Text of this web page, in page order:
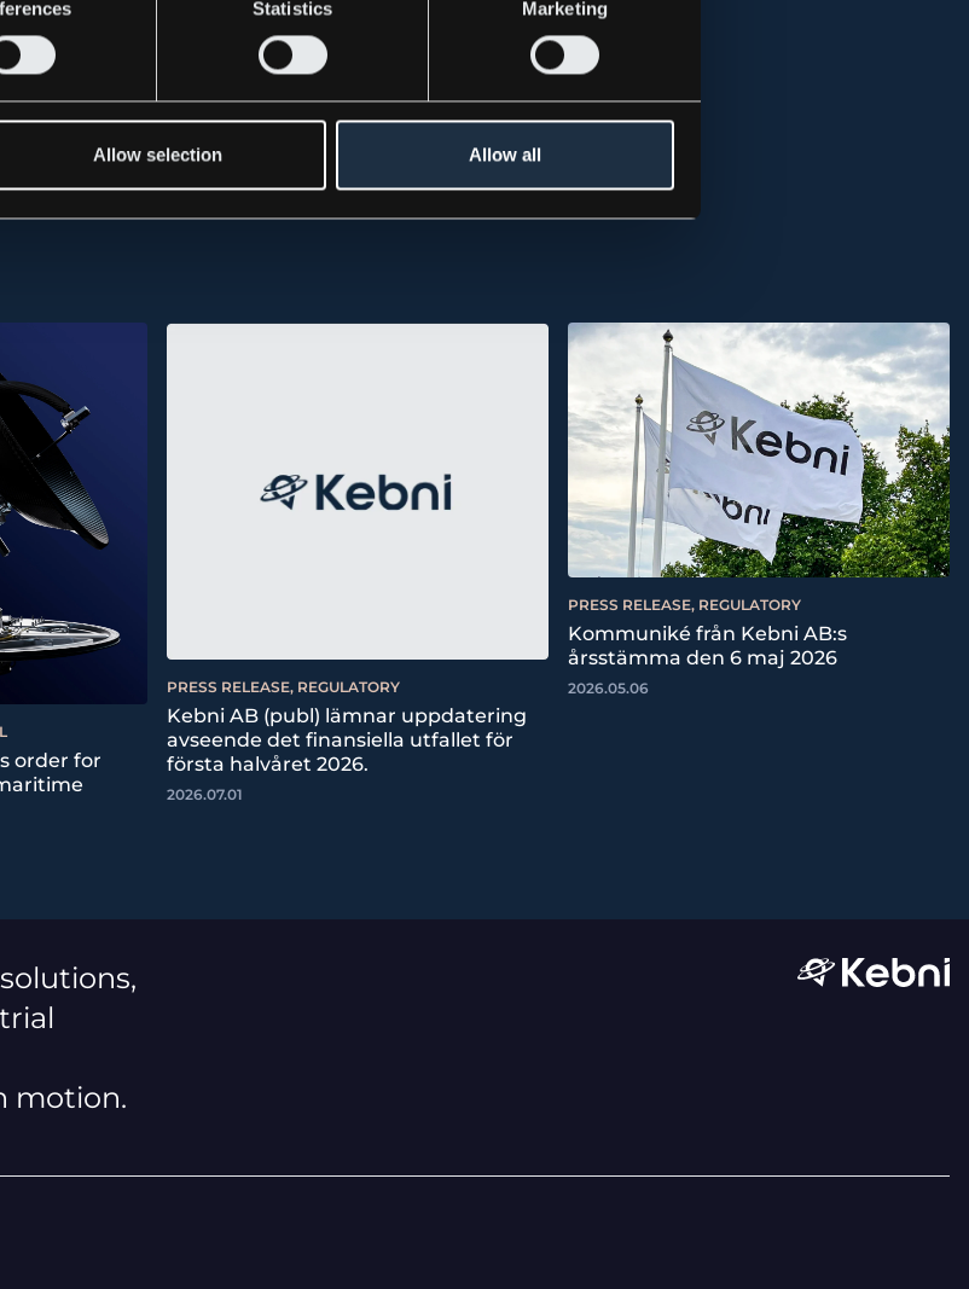
Statistics Marketing
Allow selection Allow all
order for
PRESS RELEASE, REGULATORY
Kebni AB (publ) lämnar uppdatering
avseende det finansiella utfallet för
första halvåret 2026.
2026.07.01
PRESS RELEASE, REGULATORY
Kommuniké från Kebni AB:s
årsstämma den 6 maj 2026
2026.05.06
motion.